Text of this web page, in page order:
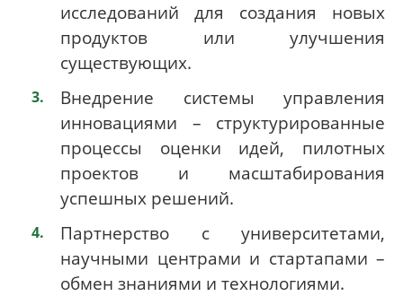
исследований для создания новых
продуктов или улучшения
существующих.
Внедрение системы управления
инновациями – структурированные
процессы оценки идей, пилотных
проектов и масштабирования
успешных решений.
Партнерство с университетами,
научными центрами и стартапами –
обмен знаниями и технологиями.